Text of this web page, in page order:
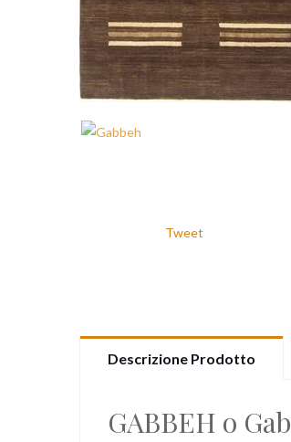
Tweet
Descrizione Prodotto
GABBEH o